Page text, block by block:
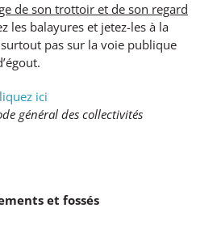
de son trottoir et de son regard
les balayures et jetez-les à la
pas sur la voie publique
ici
général des collectivités
et fossés